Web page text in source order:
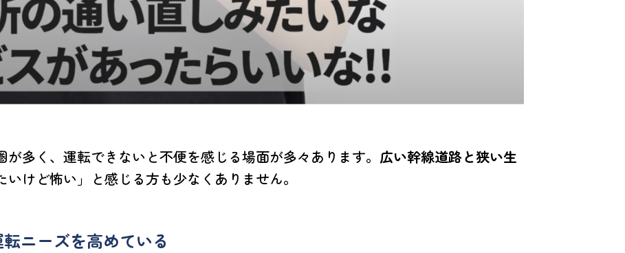
多く、運転できないと不便を感じる場面が多々あります。 広い幹線道路と狭い生
いけど怖い」と感じる方も少なくありません。
ニーズを高めている